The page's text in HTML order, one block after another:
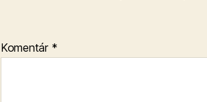
Komentár *